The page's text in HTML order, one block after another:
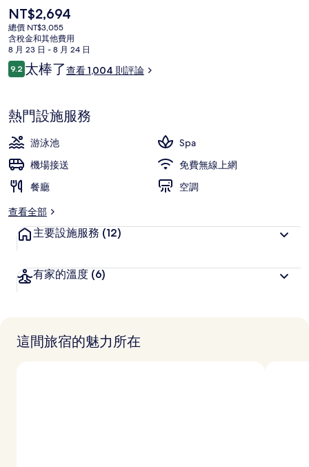
目
前
的
價
格
是
NT$2,694
總價 NT$3,055
含稅金和其他費用
8 月 23 日 - 8 月 24 日
評
論
9.29.2 分，滿分 10 分，
太棒了查看 1,004 則評論
熱門設施服務
游泳池
Spa
機場接送
免費無線上網
餐廳
空調
查看全部
主要設施服務 (12)
有家的溫度 (6)
這間旅宿的魅力所在